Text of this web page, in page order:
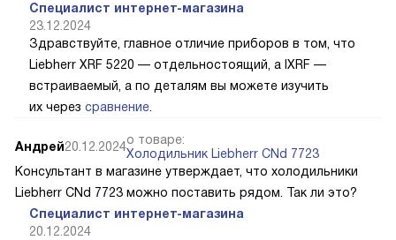
Специалист интернет-магазина
23.12.2024
Здравствуйте, главное отличие приборов в том, что
Liebherr XRF 5220 — отдельностоящий, а IXRF —
встраиваемый, а по деталям вы можете изучить
их через сравнение
Андрей20.12.2024о товаре:
Холодильник Liebherr CNd 7723
Консультант в магазине утверждает, что холодильники
Liebherr CNd 7723 можно поставить рядом. Так ли это?
Специалист интернет-магазина
20.12.2024